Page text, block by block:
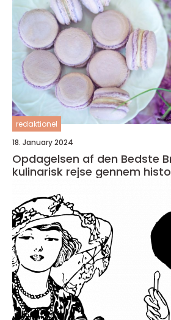
redaktionel
18. January 2024
Opdagelsen af den Bedste
kulinarisk rejse gennem